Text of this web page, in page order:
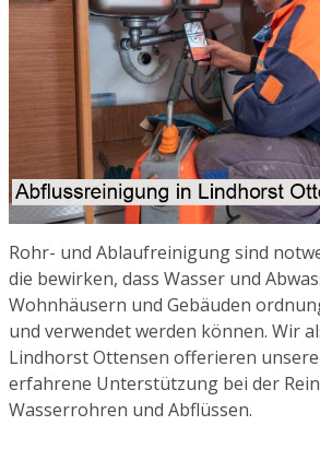
Rohr- und Ablaufreinigung sind
die bewirken, dass Wasser und
Wohnhäusern und Gebäuden
und verwendet werden können. Wir
Lindhorst Ottensen offerieren
erfahrene Unterstützung bei der
Wasserrohren und Abflüssen.